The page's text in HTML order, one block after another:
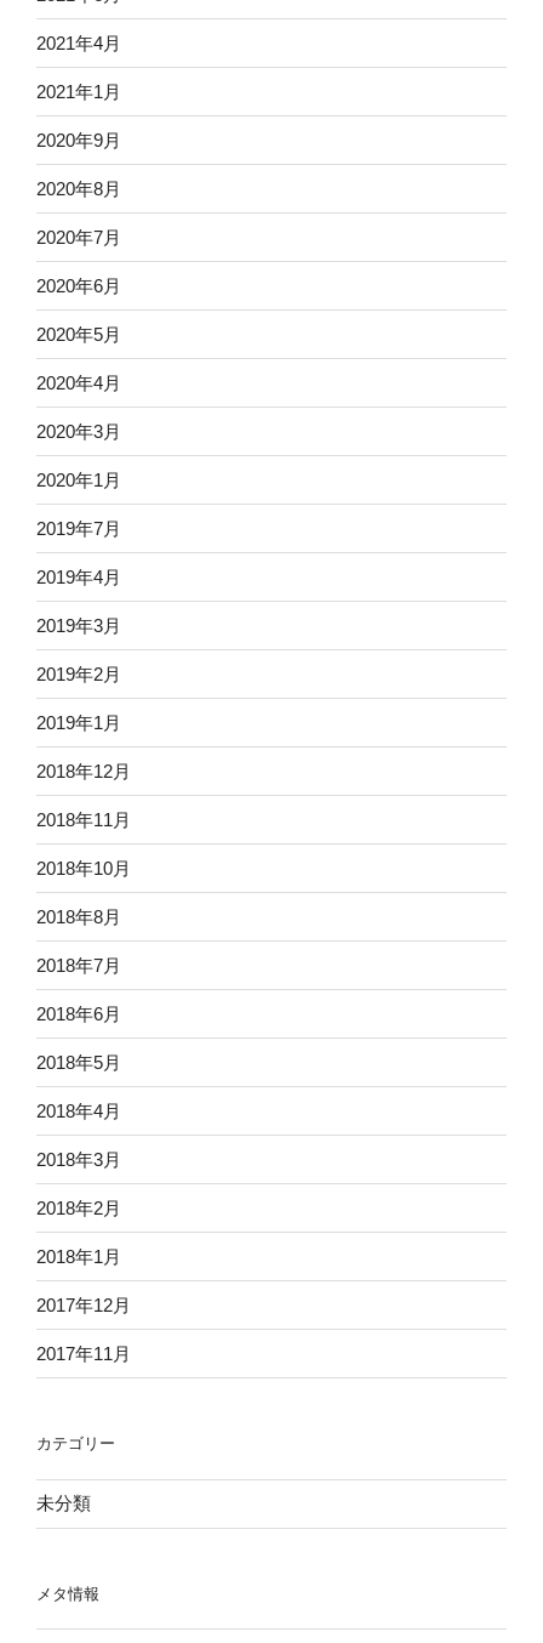
2021年4月
2021年1月
2020年9月
2020年8月
2020年7月
2020年6月
2020年5月
2020年4月
2020年3月
2020年1月
2019年7月
2019年4月
2019年3月
2019年2月
2019年1月
2018年12月
2018年11月
2018年10月
2018年8月
2018年7月
2018年6月
2018年5月
2018年4月
2018年3月
2018年2月
2018年1月
2017年12月
2017年11月
カテゴリー
未分類
メタ情報